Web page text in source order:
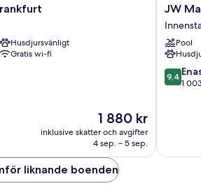
Husdjursvänligt
Gratis wi-fi
Priset
är
1 880 kr
1 880 kr
inklusive skatter och avgifter
4 sep. – 5 sep.
JW
Marriott
Hotel
JW
Pool
9.4
av
9,4
1
liknande boenden